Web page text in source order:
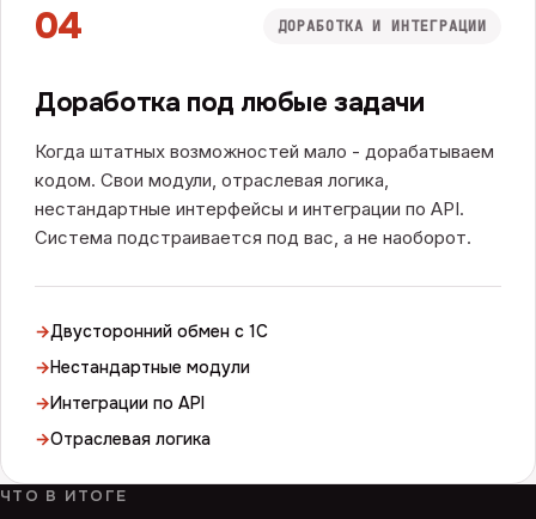
04 ДОРАБОТКА И ИНТЕГРАЦИИ
Доработка под любые задачи
Когда штатных возможностей мало - дорабатываем
кодом. Свои модули, отраслевая логика,
нестандартные интерфейсы и интеграции по API.
Система подстраивается под вас, а не наоборот.
→Двусторонний обмен с 1С
→Нестандартные модули
→Интеграции по API
→Отраслевая логика
ЧТО В ИТОГЕ